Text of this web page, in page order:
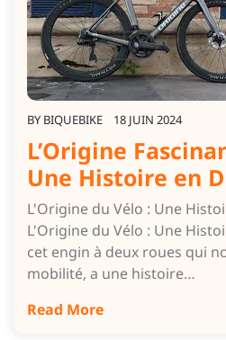
BY BIQUEBIKE 18 JUIN 2024
L’Origine
Une Histoire en
L'Origine du Vélo : Une
L'Origine du Vélo : Une
cet engin à deux roues qui
mobilité, a une histoire…
Read More